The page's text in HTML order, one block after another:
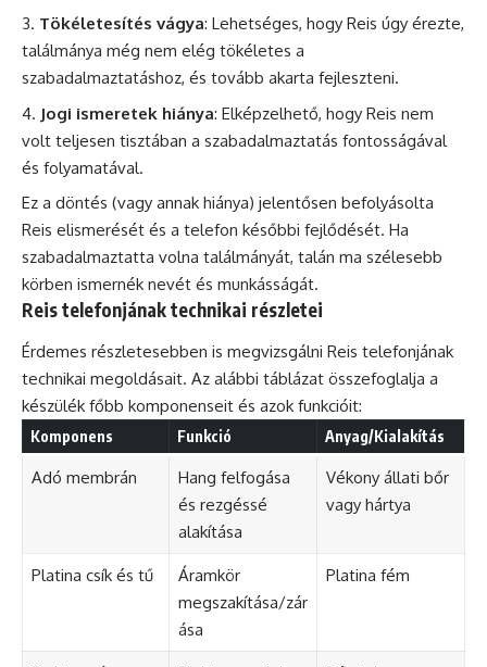
Tökéletesítés vágya: Lehetséges, hogy Reis úgy érezte,
találmánya még nem elég tökéletes a
szabadalmaztatáshoz, és tovább akarta fejleszteni.
Jogi ismeretek hiánya: Elképzelhető, hogy Reis nem
volt teljesen tisztában a szabadalmaztatás fontosságával
és folyamatával.
Ez a döntés (vagy annak hiánya) jelentősen befolyásolta
Reis elismerését és a telefon későbbi fejlődését. Ha
szabadalmaztatta volna találmányát, talán ma szélesebb
körben ismernék nevét és munkásságát.
Reis telefonjának technikai részletei
Érdemes részletesebben is megvizsgálni Reis telefonjának
technikai megoldásait. Az alábbi táblázat összefoglalja a
készülék főbb komponenseit és azok funkcióit:
Komponens Funkció Anyag/Kialakítás
Adó membrán
Hang felfogása
és rezgéssé
alakítása
Vékony állati bőr
vagy hártya
Platina csík és tű
Áramkör
megszakítása/zár
ása
Platina fém